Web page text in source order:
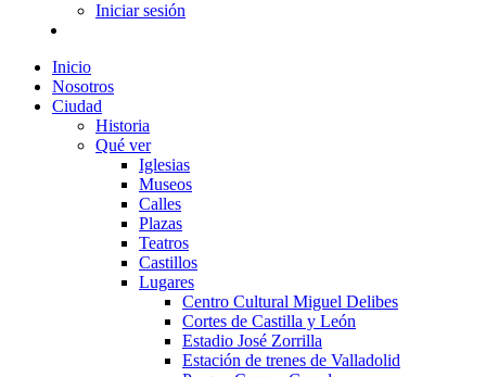
Iniciar sesión
Inicio
Nosotros
Ciudad
Historia
Qué ver
Iglesias
Museos
Calles
Plazas
Teatros
Castillos
Lugares
Centro Cultural Miguel Delibes
Cortes de Castilla y León
Estadio José Zorrilla
Estación de trenes de Valladolid